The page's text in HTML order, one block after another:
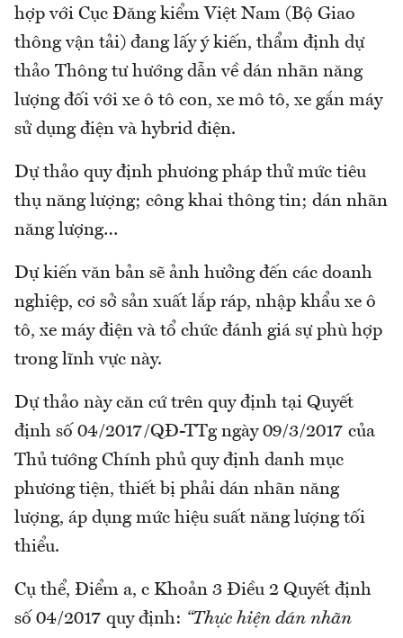
hợp với Cục Đăng kiểm Việt Nam (Bộ Giao
thông vận tải) đang lấy ý kiến, thẩm định dự
thảo Thông tư hướng dẫn về dán nhãn năng
lượng đối với xe ô tô con, xe mô tô, xe gắn máy
sử dụng điện và hybrid điện.
Dự thảo quy định phương pháp thử mức tiêu
thụ năng lượng; công khai thông tin; dán nhãn
năng lượng…
Dự kiến văn bản sẽ ảnh hưởng đến các doanh
nghiệp, cơ sở sản xuất lắp ráp, nhập khẩu xe ô
tô, xe máy điện và tổ chức đánh giá sự phù hợp
trong lĩnh vực này.
Dự thảo này căn cứ trên quy định tại Quyết
định số 04/2017/QĐ-TTg ngày 09/3/2017 của
Thủ tướng Chính phủ quy định danh mục
phương tiện, thiết bị phải dán nhãn năng
lượng, áp dụng mức hiệu suất năng lượng tối
thiểu.
Cụ thể, Điểm a, c Khoản 3 Điều 2 Quyết định
số 04/2017 quy định: “Thực hiện dán nhãn